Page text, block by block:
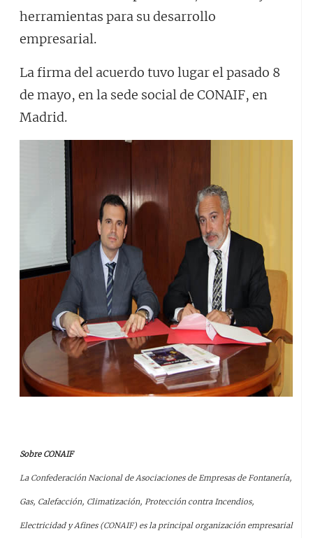
herramientas para su desarrollo
empresarial.
La firma del acuerdo tuvo lugar el pasado 8
de mayo, en la sede social de CONAIF, en
Madrid.
Sobre CONAIF
La Confederación Nacional de Asociaciones de Empresas de Fontanería,
Gas, Calefacción, Climatización, Protección contra Incendios,
Electricidad y Afines (CONAIF) es la principal organización empresarial